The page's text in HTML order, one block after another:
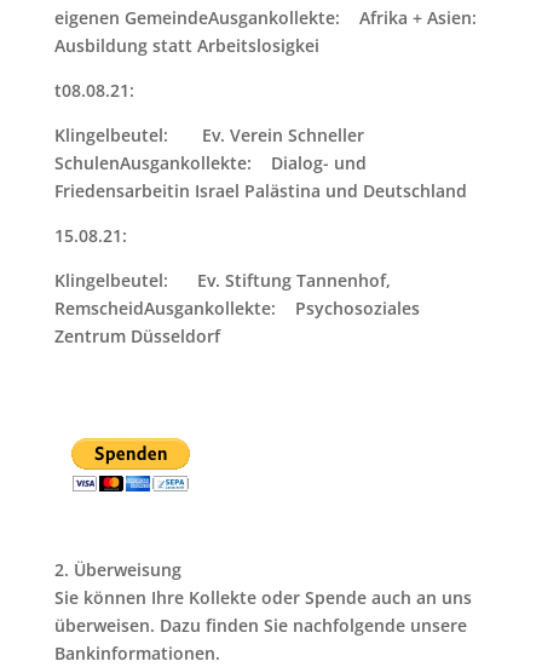
eigenen GemeindeAusgankollekte: Afrika + Asien:
Ausbildung statt Arbeitslosigkei
t08.08.21:
Klingelbeutel: Ev. Verein Schneller
SchulenAusgankollekte: Dialog- und
Friedensarbeitin Israel Palästina und Deutschland
15.08.21:
Klingelbeutel: Ev. Stiftung Tannenhof,
RemscheidAusgankollekte: Psychosoziales
Zentrum Düsseldorf
2. Überweisung
Sie können Ihre Kollekte oder Spende auch an uns
überweisen. Dazu finden Sie nachfolgende unsere
Bankinformationen.